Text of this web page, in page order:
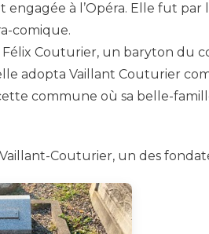
engagée à l’Opéra. Elle fut par
comique.
Couturier, un baryton du
adopta Vaillant Couturier
commune où sa belle-
Couturier, un des